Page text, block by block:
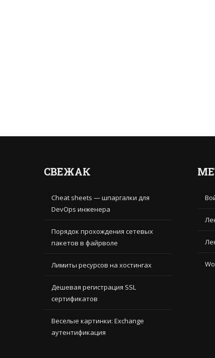
СВЕЖАК
Cheat sheets — шпаргалки для
DevOps инженера
Порядок прохождения сетевых
пакетов в файрволе
Лимиты ресурсов на хостингах
Дешевая регистрация SSL
сертификатов
Веселые картинки: Exchange
аутентификация